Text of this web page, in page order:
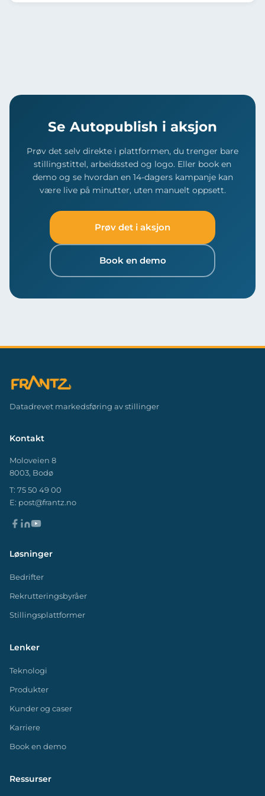
Se Autopublish i aksjon
Prøv det selv direkte i plattformen, du trenger bare
stillingstittel, arbeidssted og logo. Eller book en
demo og se hvordan en 14-dagers kampanje kan
være live på minutter, uten manuelt oppsett.
Prøv det i aksjon
Book en demo
Datadrevet markedsføring av stillinger
Kontakt
Moloveien 8
8003, Bodø
T: 75 50 49 00
E: post@frantz.no
Løsninger
Bedrifter
Rekrutteringsbyråer
Stillingsplattformer
Lenker
Teknologi
Produkter
Kunder og caser
Karriere
Book en demo
Ressurser